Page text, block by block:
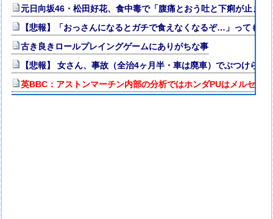
元日向坂46・松田好花、食中毒で「腹痛とおう吐と下痢が止ま
【悲報】「おっさんになるとガチで食えなくなるぞ…」ってもの
古き良きロールプレイングゲームにありがちな事
【悲報】 女さん、事故（全治4ヶ月半・車は廃車）でぶつけら
英BBC：アストンマーチン内部の分析ではホンダPUはメルセデ